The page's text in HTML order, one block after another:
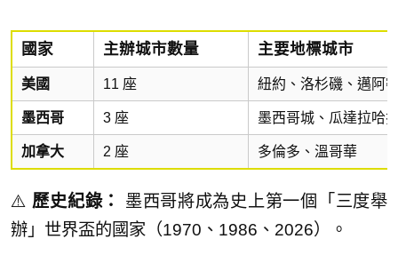
國家 主辦城市數量 主要地標城市
美國 11 座 紐約、洛杉磯、邁阿
墨西哥 3 座 墨西哥城、瓜達拉哈
加拿大 2 座 多倫多、溫哥華
⚠️ 歷史紀錄：
墨西哥將成為史上第一個「三度舉
辦」世界盃的國家（1970、1986、2026）。